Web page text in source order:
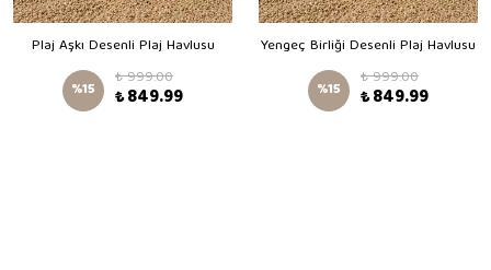
Plaj Aşkı Desenli Plaj Havlusu
%15 ₺ 999.00
₺ 849.99
Yengeç Birliği Desenli Plaj Havlusu
%15 ₺ 999.00
₺ 849.99